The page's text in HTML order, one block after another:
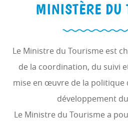
MINISTÈRE DU
Le Ministre du Tourisme est
de la coordination, du suivi
mise en œuvre de la politique
développement
Le Ministre du Tourisme a